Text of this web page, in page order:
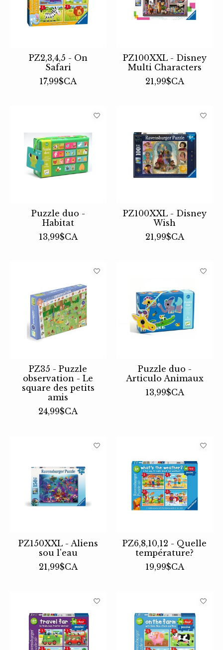
PZ2,3,4,5 - On
Safari
17,99$CA
PZ100XXL - Disney
Multi Characters
21,99$CA
Puzzle duo -
Habitat
13,99$CA
PZ100XXL - Disney
Wish
21,99$CA
PZ35 - Puzzle
observation - Le
square des petits
amis
24,99$CA
Puzzle duo -
Articulo Animaux
13,99$CA
PZ150XXL - Aliens
sou l'eau
21,99$CA
PZ6,8,10,12 - Quelle
température?
19,99$CA